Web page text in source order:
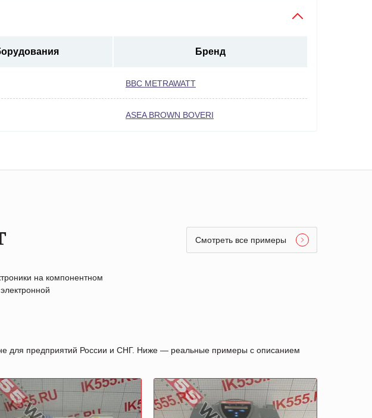
Бренд
BBC METRAWATT
ASEA BROWN BOVERI
на компонентном
Смотреть все примеры
для предприятий России и СНГ. Ниже — реальные примеры с описанием